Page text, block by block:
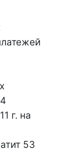
г. на
53